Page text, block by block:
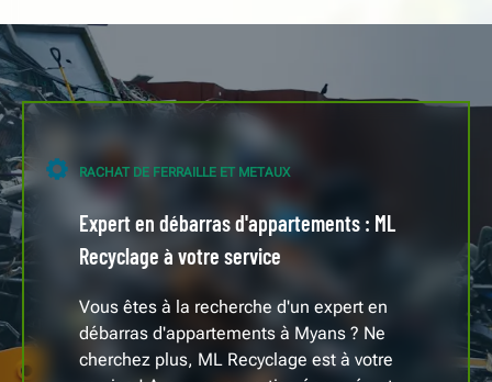
RACHAT DE FERRAILLE ET METAUX
Expert en débarras d'appartements : ML
Recyclage à votre service
Vous êtes à la recherche d'un expert en
débarras d'appartements à Myans ? Ne
cherchez plus, ML Recyclage est à votre